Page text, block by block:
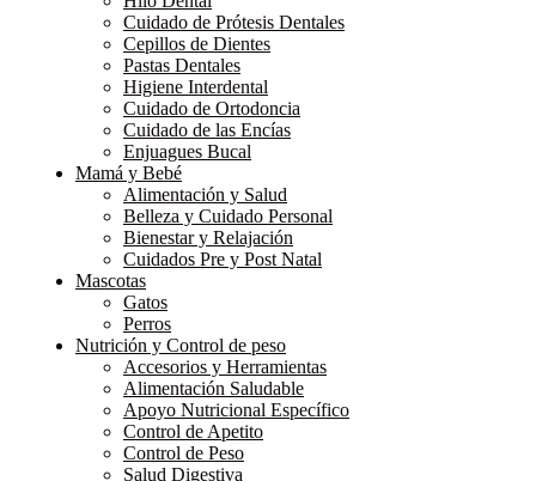
Cuidado de Prótesis Dentales
Cepillos de Dientes
Pastas Dentales
Higiene Interdental
Cuidado de Ortodoncia
Cuidado de las Encías
Enjuagues Bucal
Mamá y Bebé
Alimentación y Salud
Belleza y Cuidado Personal
Bienestar y Relajación
Cuidados Pre y Post Natal
Mascotas
Gatos
Perros
Nutrición y Control de peso
Accesorios y Herramientas
Alimentación Saludable
Apoyo Nutricional Específico
Control de Apetito
Control de Peso
Salud Digestiva